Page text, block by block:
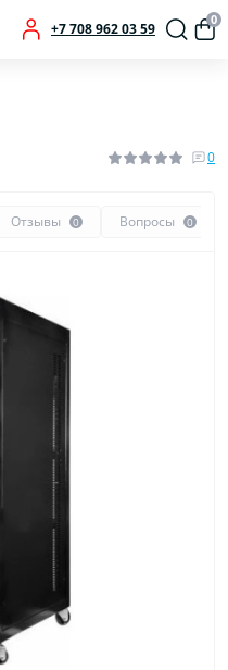
+7 708 962 03 59
0
0
Отзывы 0 Вопросы 0